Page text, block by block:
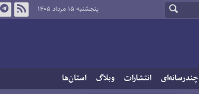
پنجشنبه ۱۵ مرداد ۱۴۰۵
چندرسانه‌ای انتشارات وبلاگ استان‌ها